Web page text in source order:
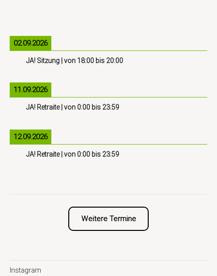
02.09.2026
JA! Sitzung | von 18:00 bis 20:00
11.09.2026
JA! Retraite| von 0:00 bis 23:59
12.09.2026
JA! Retraite| von 0:00 bis 23:59
Weitere Termine
Instagram